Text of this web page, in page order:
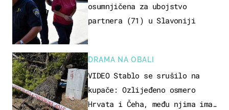
osumnjičena za ubojstvo
partnera (71) u Slavoniji
DRAMA NA OBALI
VIDEO Stablo se srušilo na
kupače: Ozlijeđeno osmero
Hrvata i Čeha, među njima ima